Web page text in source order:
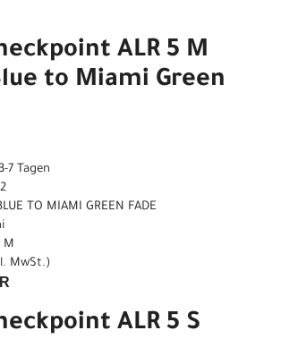
ALR 5 M
to Miami Green
7 Tagen
TO MIAMI GREEN FADE
M
MwSt.)
ALR 5 S